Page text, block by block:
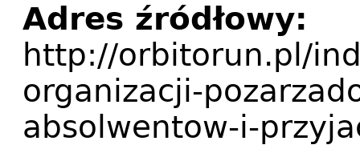
Adres źródłowy:
http://orbitorun.pl/
organizacji-
absolwentow-i-